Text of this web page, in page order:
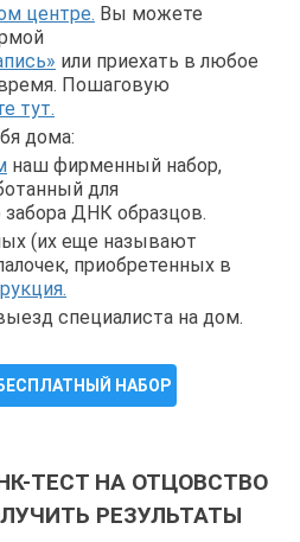
центре. Вы можете
или приехать в любое
Пошаговую
тут.
дома:
наш фирменный набор,
для
забора ДНК образцов.
(их еще называют
приобретенных в
специалиста на дом.
НАБОР
ТЕСТ НА ОТЦОВСТВО
РЕЗУЛЬТАТЫ